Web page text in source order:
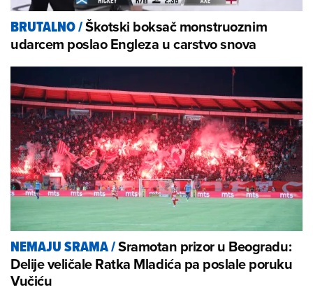
BRUTALNO/Škotski boksač monstruoznim
udarcem poslao Engleza u carstvo snova
NEMAJU SRAMA/Sramotan prizor u Beogradu:
Delije veličale Ratka Mladića pa poslale poruku
Vučiću